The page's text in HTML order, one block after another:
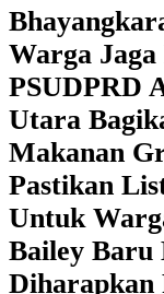
Warga
PSUDPRD
Utara
Makanan
Pastikan
Untuk
Bailey
Diharapkan